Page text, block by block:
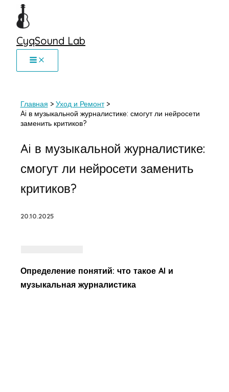
Перейти
CyqSound Lab
Главная
Уход и Ремонт
Ai в музыкальной журналистике: смогут ли нейросети
заменить критиков?
Ai в музыкальной журналистике:
смогут ли нейросети заменить
критиков?
20.10.2025
Определение понятий: что такое AI и
музыкальная журналистика